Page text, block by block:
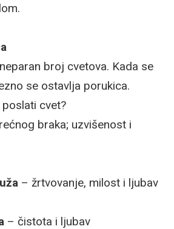
broj cvetova. Kada se
se ostavlja porukica.
cvet?
braka; uzvišenost i
– žrtvovanje, milost i ljubav
– čistota i ljubav